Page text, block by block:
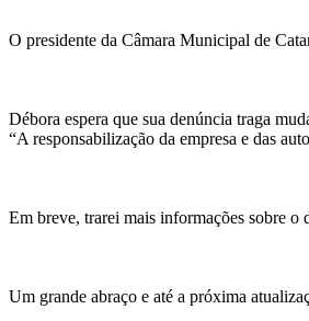
O presidente da Câmara Municipal de
Débora espera que sua denúncia traga
“A responsabilização da empresa e das
Em breve, trarei mais informações sobre o
Um grande abraço e até a próxima